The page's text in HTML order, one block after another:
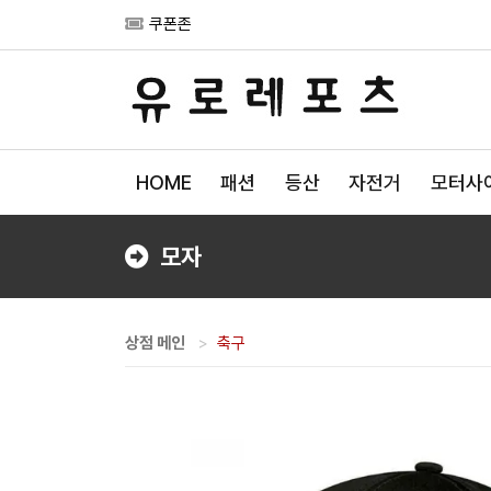
쿠폰존
HOME 패션 등산 자전거 모터사
모자
상점 메인 축구